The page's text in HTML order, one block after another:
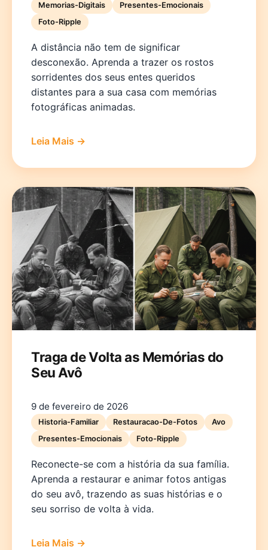
Memorias-Digitais
Presentes-Emocionais
Foto-Ripple
A distância não tem de significar
desconexão. Aprenda a trazer os rostos
sorridentes dos seus entes queridos
distantes para a sua casa com memórias
fotográficas animadas.
Leia Mais →
Traga de Volta as Memórias do
Seu Avô
9 de fevereiro de 2026
Historia-Familiar Restauracao-De-Fotos
Avo
Presentes-Emocionais
Foto-Ripple
Reconecte-se com a história da sua família.
Aprenda a restaurar e animar fotos antigas
do seu avô, trazendo as suas histórias e o
seu sorriso de volta à vida.
Leia Mais →